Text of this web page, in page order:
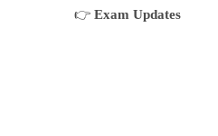
👉 Exam Updates